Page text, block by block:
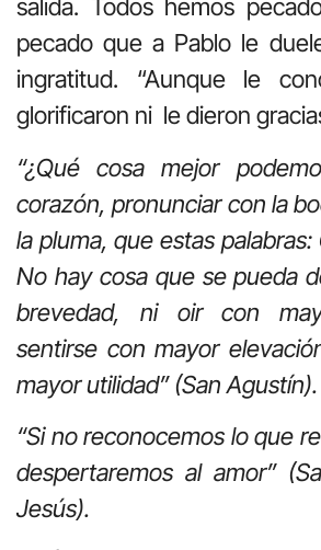
salida. Todos hemos
pecado que a Pablo le
ingratitud. “Aunque le
glorificaron ni le dieron
“¿Qué cosa mejor
corazón, pronunciar con la
la pluma, que estas palabras:
No hay cosa que se pueda
brevedad, ni oir con
sentirse con mayor
mayor utilidad” (San Agustín).
“Si no reconocemos lo que
despertaremos al amor”
Jesús).